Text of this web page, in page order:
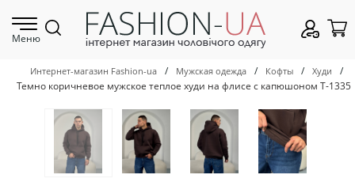
Меню
Интернет-магазин Fashion-ua / Мужская одежда / Кофты / Худи
/
Темно коричневое мужское теплое худи на флисе с капюшоном Т-1335